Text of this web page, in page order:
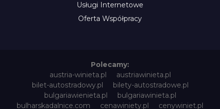
Usługi Internetowe
Oferta Współpracy
Polecamy:
austria-winieta.pl
austriawinieta.pl
bilet-autostradowy.pl
bilety-autostradowe.pl
bulgariawienieta.pl
bulgariawinieta.pl
bulharskadalnice.com
cenawiniety.pl
cenywiniet.pl